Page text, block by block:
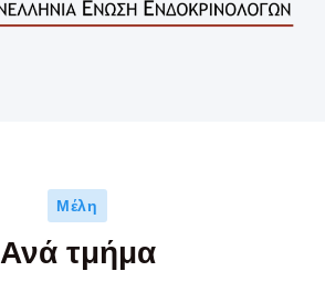
Μέλη
Ανά τμήμα